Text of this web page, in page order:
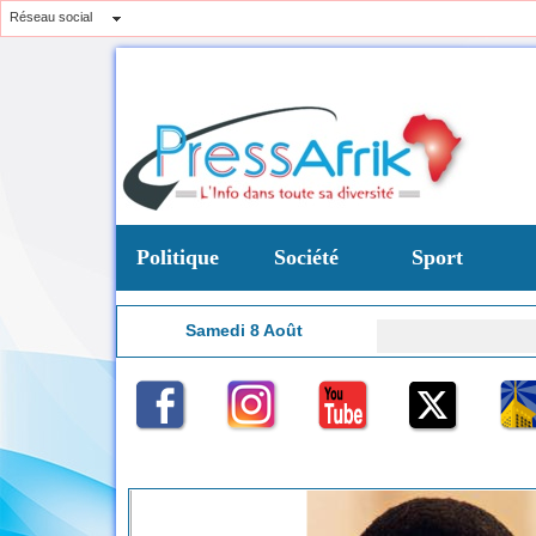
Réseau social
Politique Société Sport
Samedi 8 Août Chronique